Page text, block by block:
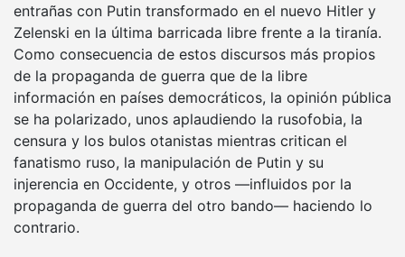
entrañas con Putin transformado en el nuevo Hitler y
Zelenski en la última barricada libre frente a la tiranía.
Como consecuencia de estos discursos más propios
de la propaganda de guerra que de la libre
información en países democráticos, la opinión pública
se ha polarizado, unos aplaudiendo la rusofobia, la
censura y los bulos otanistas mientras critican el
fanatismo ruso, la manipulación de Putin y su
injerencia en Occidente, y otros —influidos por la
propaganda de guerra del otro bando— haciendo lo
contrario.